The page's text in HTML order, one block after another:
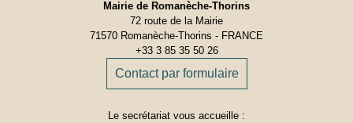
Mairie de Romanèche-Thorins
72 route de la Mairie
71570 Romanèche-Thorins - FRANCE
+33 3 85 35 50 26
Contact par formulaire
Le secrétariat vous accueille :